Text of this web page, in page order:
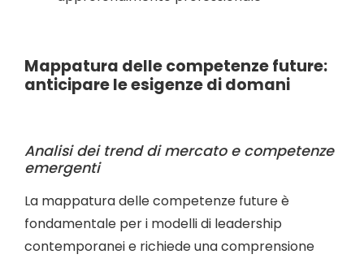
Mappatura delle competenze future:
anticipare le esigenze di domani
Analisi dei trend di mercato e competenze
emergenti
La mappatura delle competenze future è
fondamentale per i modelli di leadership
contemporanei e richiede una comprensione